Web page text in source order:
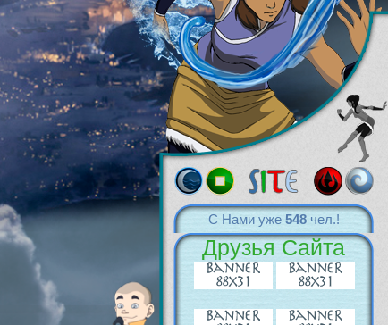
С Нами уже 548чел.!
Друзья Сайта